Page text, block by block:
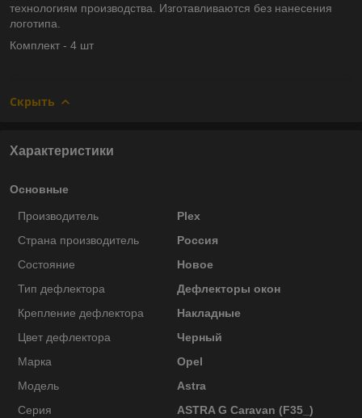
технологиям производства.
Изготавливаются без нанесения
логотипа.
Комплект - 4 шт
Скрыть
Характеристики
Основные
Производитель
Plex
Страна производитель
Россия
Состояние
Новое
Тип дефлектора
Дефлекторы окон
Крепление дефлектора
Накладные
Цвет дефлектора
Черный
Марка
Opel
Модель
Astra
Серия
ASTRA G Caravan (F35_)